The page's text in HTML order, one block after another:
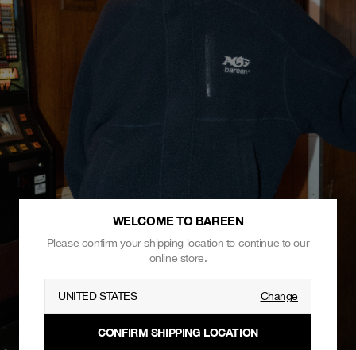
WELCOME TO BAREEN
Please confirm your shipping location to continue to our
online store.
UNITED STATES Change
CONFIRM SHIPPING LOCATION